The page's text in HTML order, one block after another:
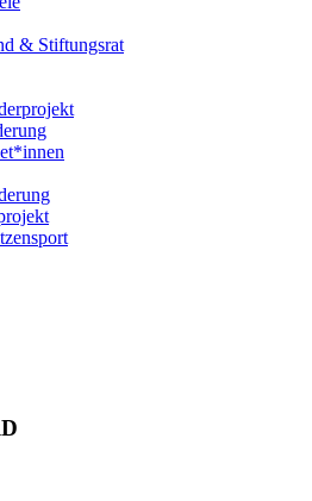
& Stiftungsrat